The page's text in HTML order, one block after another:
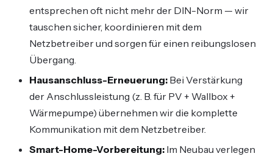
entsprechen oft nicht mehr der DIN-Norm — wir
tauschen sicher, koordinieren mit dem
Netzbetreiber und sorgen für einen reibungslosen
Übergang.
Hausanschluss-Erneuerung: Bei Verstärkung
der Anschlussleistung (z. B. für PV + Wallbox +
Wärmepumpe) übernehmen wir die komplette
Kommunikation mit dem Netzbetreiber.
Smart-Home-Vorbereitung: Im Neubau verlegen